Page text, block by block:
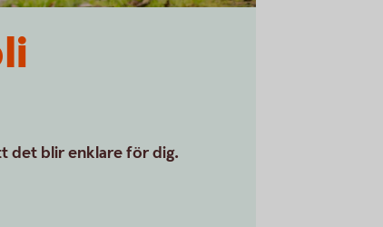
det blir enklare för dig.